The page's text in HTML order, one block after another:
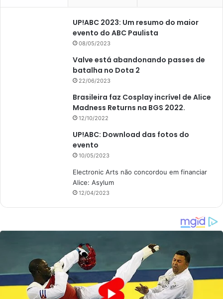
UP!ABC 2023: Um resumo do maior
evento do ABC Paulista
08/05/2023
Valve está abandonando passes de
batalha no Dota 2
22/06/2023
Brasileira faz Cosplay incrível de Alice
Madness Returns na BGS 2022.
12/10/2022
UP!ABC: Download das fotos do
evento
10/05/2023
Electronic Arts não concordou em financiar
Alice: Asylum
12/04/2023